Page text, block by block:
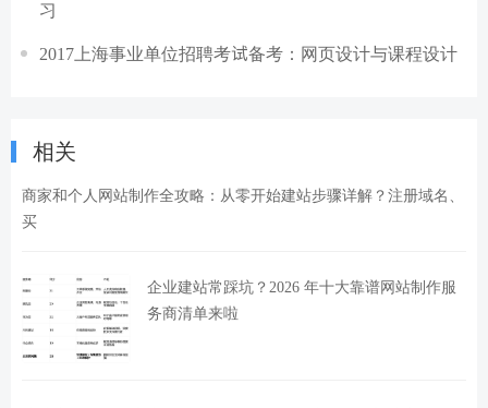
习
2017上海事业单位招聘考试备考：网页设计与课程设计
相关
商家和个人网站制作全攻略：从零开始建站步骤详解？注册域名、
买
企业建站常踩坑？2026 年十大靠谱网站制作服
务商清单来啦